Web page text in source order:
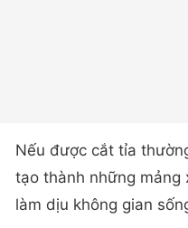
Nếu được cắt tỉa
tạo thành những mảng
làm dịu không gian